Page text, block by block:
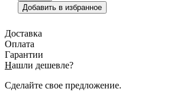
Добавить в избранное
Доставка
Оплата
Гарантии
Нашли дешевле?
Сделайте свое предложение.